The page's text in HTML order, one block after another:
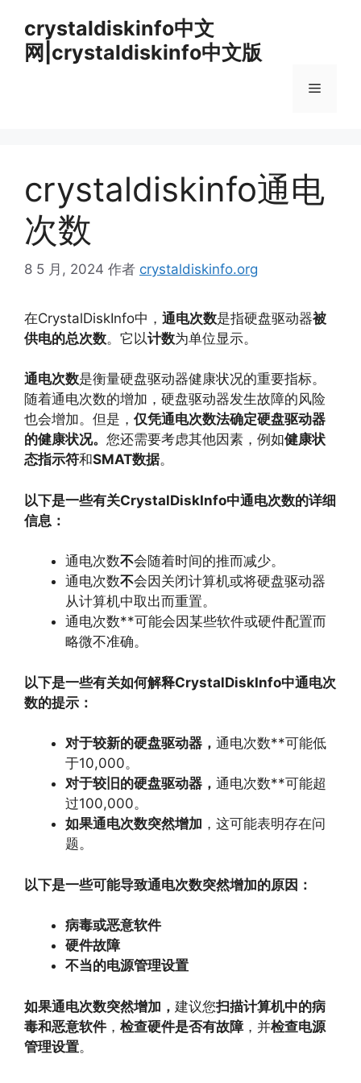
crystaldiskinfo中文
网|crystaldiskinfo中文版
菜
crystaldiskinfo通电
次数
8 5 月, 2024 作者 crystaldiskinfo.org
在CrystalDiskInfo中， 通电次数是指硬盘驱动器被
供电的总次数。 它以计数为单位显示。
通电次数是衡量硬盘驱动器健康状况的重要指标。
随着通电次数的增加， 硬盘驱动器发生故障的风险
也会增加。 但是， 仅凭通电次数法确定硬盘驱动器
的健康状况。 您还需要考虑其他因素， 例如健康状
态指示符和SMAT数据。
以下是一些有关CrystalDiskInfo中通电次数的详细
信息：
通电次数不会随着时间的推而减少。
通电次数不会因关闭计算机或将硬盘驱动器
从计算机中取出而重置。
通电次数**可能会因某些软件或硬件配置而
略微不准确。
以下是一些有关如何解释CrystalDiskInfo中通电次
数的提示：
对于较新的硬盘驱动器， 通电次数**可能低
于10,000。
对于较旧的硬盘驱动器， 通电次数**可能超
过100,000。
如果通电次数突然增加 ， 这可能表明存在问
题。
以下是一些可能导致通电次数突然增加的原因：
病毒或恶意软件
硬件故障
不当的电源管理设置
如果通电次数突然增加， 建议您扫描计算机中的病
毒和恶意软件 ， 检查硬件是否有故障， 并检查电源
管理设置。